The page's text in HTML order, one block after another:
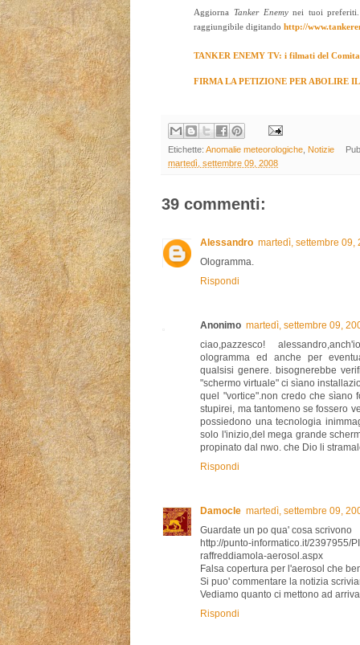
AggiornaTanker Enemynei tuoi
raggiungibile digitandohttp://
TANKER ENEMY TV: i filmati del
FIRMA LA PETIZIONE PER ABOLIRE
Etichette:Anomalie meteorologiche Notizie
martedì, settembre 09, 2008
39 commenti:
Alessandro martedì, settembre 09,
Ologramma.
Rispondi
Anonimo martedì, settembre 09,
ciao,pazzesco!
ologramma ed anche per
qualsisi genere. bisognerebbe
"schermo virtuale" ci sìano
quel "vortice".non credo che sìano
stupirei, ma tantomeno se fossero
possiedono una tecnologia
solo l'inizio,del mega grande
propinato dal nwo. che Dio li
Rispondi
Damocle martedì, settembre 09,
Guardate un po qua' cosa scrivono
http://punto-informatico.it/2397955/
raffreddiamola-aerosol.aspx
Falsa copertura per l'aerosol che
Si puo' commentare la notizia
Vediamo quanto ci mettono ad
Rispondi